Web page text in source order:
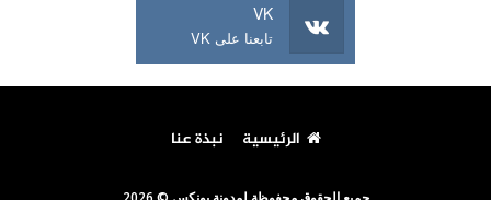
VK
تابعنا على VK
الرئيسية نبذة عنا